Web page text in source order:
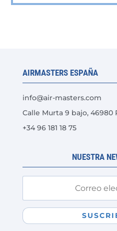
pueden
en
la
página
producto
AIRMASTERS ESPAÑA
info@air-masters.com
Calle Murta 9 bajo, 46980
+34 96 181 18 75
NUESTRA